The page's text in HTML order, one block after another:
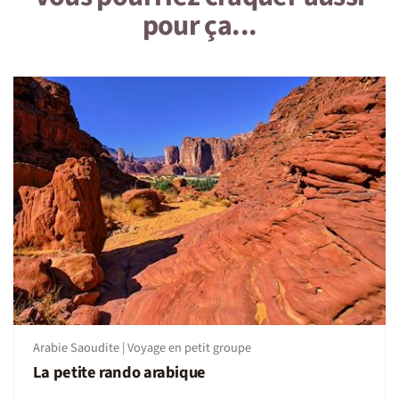
d'avoir une bonne condition physique.
De 6 à 12 personnes (exceptionnellement 13 si les
derniers s'inscrivent à 2).
On dort où ?
En hôtels locaux confortable de catégorie 3 à 4* au
normes locales. En chambre commune dans la
guesthouse et sous tente igloo dans le désert. Matelas
fournis.
- AlUla: Naseem, S Country (guesthouse) ou équivalent
- Wadi Al Disah : en guesthouse
- Djeddah : Emerald Hotel 4****, Radisson Blu Plaza
Jeddah 4****, Diwan Residence Hotel- Alsalamah 3*** ou
équivalent
Bon à savoir : à Alula, les hôtels sont excessivement chers
et souvent indisponibles pour les grands groupes, afin de
pour ça...
Arabie Saoudite | Voyage en petit groupe
La petite rando arabique